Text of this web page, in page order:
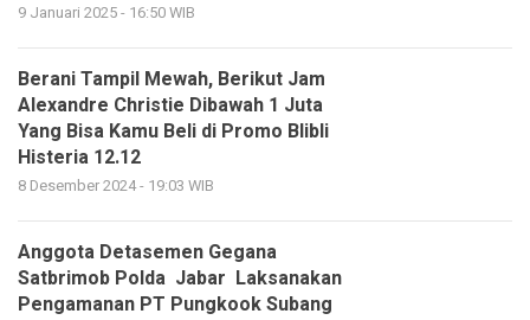
9 Januari 2025 - 16:50 WIB
Berani Tampil Mewah, Berikut Jam
Alexandre Christie Dibawah 1 Juta
Yang Bisa Kamu Beli di Promo Blibli
Histeria 12.12
8 Desember 2024 - 19:03 WIB
Anggota Detasemen Gegana
Satbrimob Polda Jabar Laksanakan
Pengamanan PT Pungkook Subang